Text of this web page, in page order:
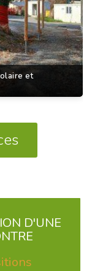
et
D'UNE